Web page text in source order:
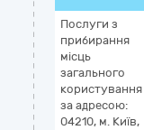
Послуги з
прибирання
місць
загального
користування
за адресою:
04210, м. Київ,